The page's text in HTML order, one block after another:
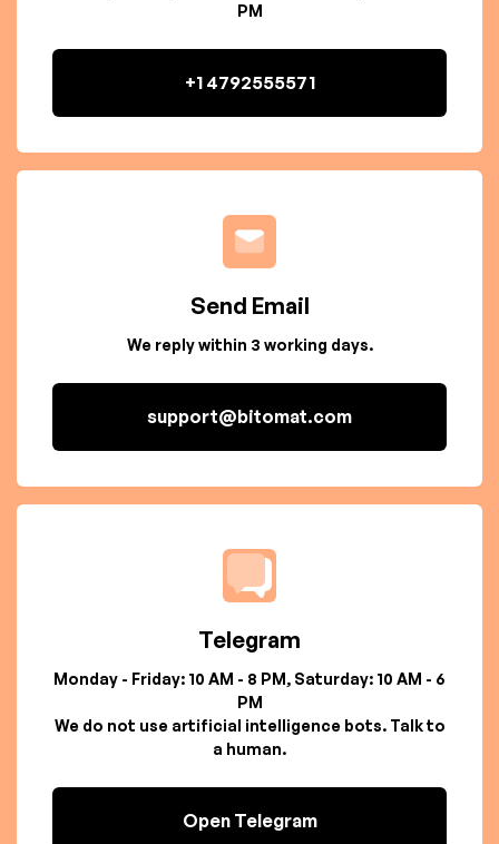
PM
+1 4792555571
Send Email
We reply within 3 working days.
support@bitomat.com
Telegram
Monday - Friday: 10 AM - 8 PM, Saturday: 10 AM - 6
PM
We do not use artificial intelligence bots. Talk to
a human.
Open Telegram